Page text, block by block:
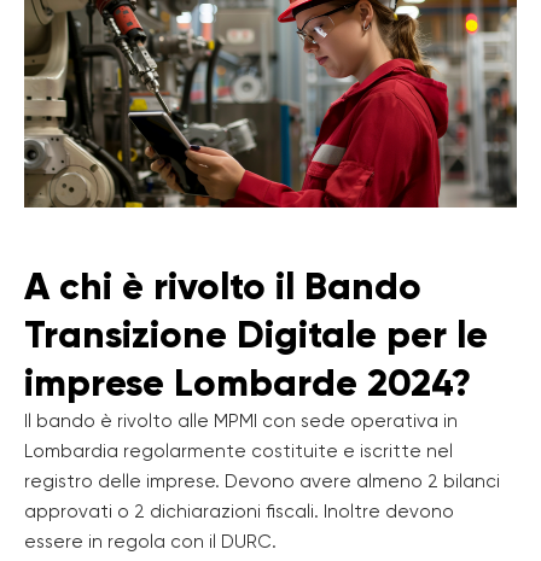
A chi è rivolto il Bando
Transizione Digitale per le
imprese Lombarde 2024?
Il bando è rivolto alle MPMI con sede operativa in
Lombardia regolarmente costituite e iscritte nel
registro delle imprese. Devono avere almeno 2 bilanci
approvati o 2 dichiarazioni fiscali. Inoltre devono
essere in regola con il DURC.